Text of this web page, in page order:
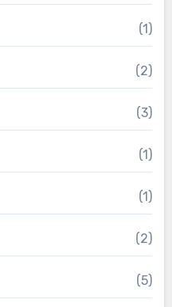
(1)
(2)
(3)
(1)
(1)
(2)
(5)